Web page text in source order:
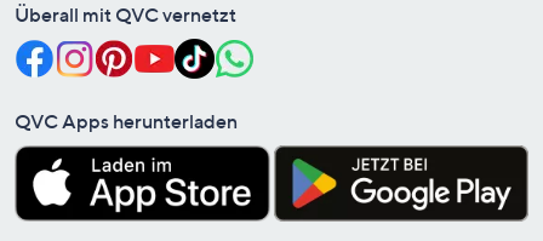
Überall mit QVC vernetzt
QVC Apps herunterladen